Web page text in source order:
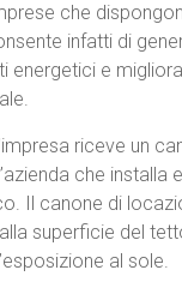
che
infatti di
energetici e
riceve un
che installa
Il canone di
superficie del
al sole.